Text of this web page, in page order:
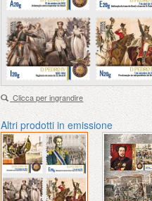
Clicca per ingrandire
Altri prodotti in emissione